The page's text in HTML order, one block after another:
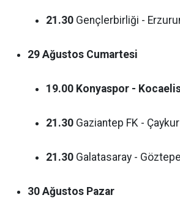
21.30 Gençlerbirliği -
29 Ağustos Cumartesi
19.00 Konyaspor -
21.30 Gaziantep FK -
21.30 Galatasaray - Göztepe
30 Ağustos Pazar